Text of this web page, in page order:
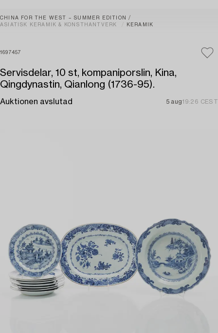
CHINA FOR THE WEST – SUMMER EDITION
ASIATISK KERAMIK & KONSTHANTVERK
KERAMIK
1697457
Servisdelar, 10 st, kompaniporslin, Kina,
Qingdynastin, Qianlong (1736-95).
Auktionen avslutad 5 aug19:26 CEST